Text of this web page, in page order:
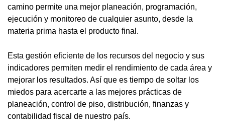
camino permite una mejor planeación, programación,
ejecución y monitoreo de cualquier asunto, desde la
materia prima hasta el producto final.
Esta gestión eficiente de los recursos del negocio y sus
indicadores permiten medir el rendimiento de cada área y
mejorar los resultados. Así que es tiempo de soltar los
miedos para acercarte a las mejores prácticas de
planeación, control de piso, distribución, finanzas y
contabilidad fiscal de nuestro país.